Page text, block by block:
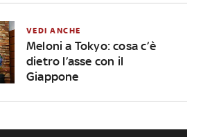
VEDI ANCHE
Meloni a Tokyo: cosa c’è
dietro l’asse con il
Giappone